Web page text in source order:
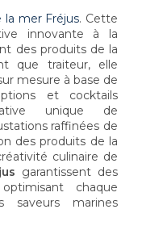
la mer Fréjus. Cette
innovante à la
des produits de la
que traiteur, elle
mesure à base de
et cocktails
unique de
raffinées de
des produits de la
culinaire de
garantissent des
chaque
saveurs marines